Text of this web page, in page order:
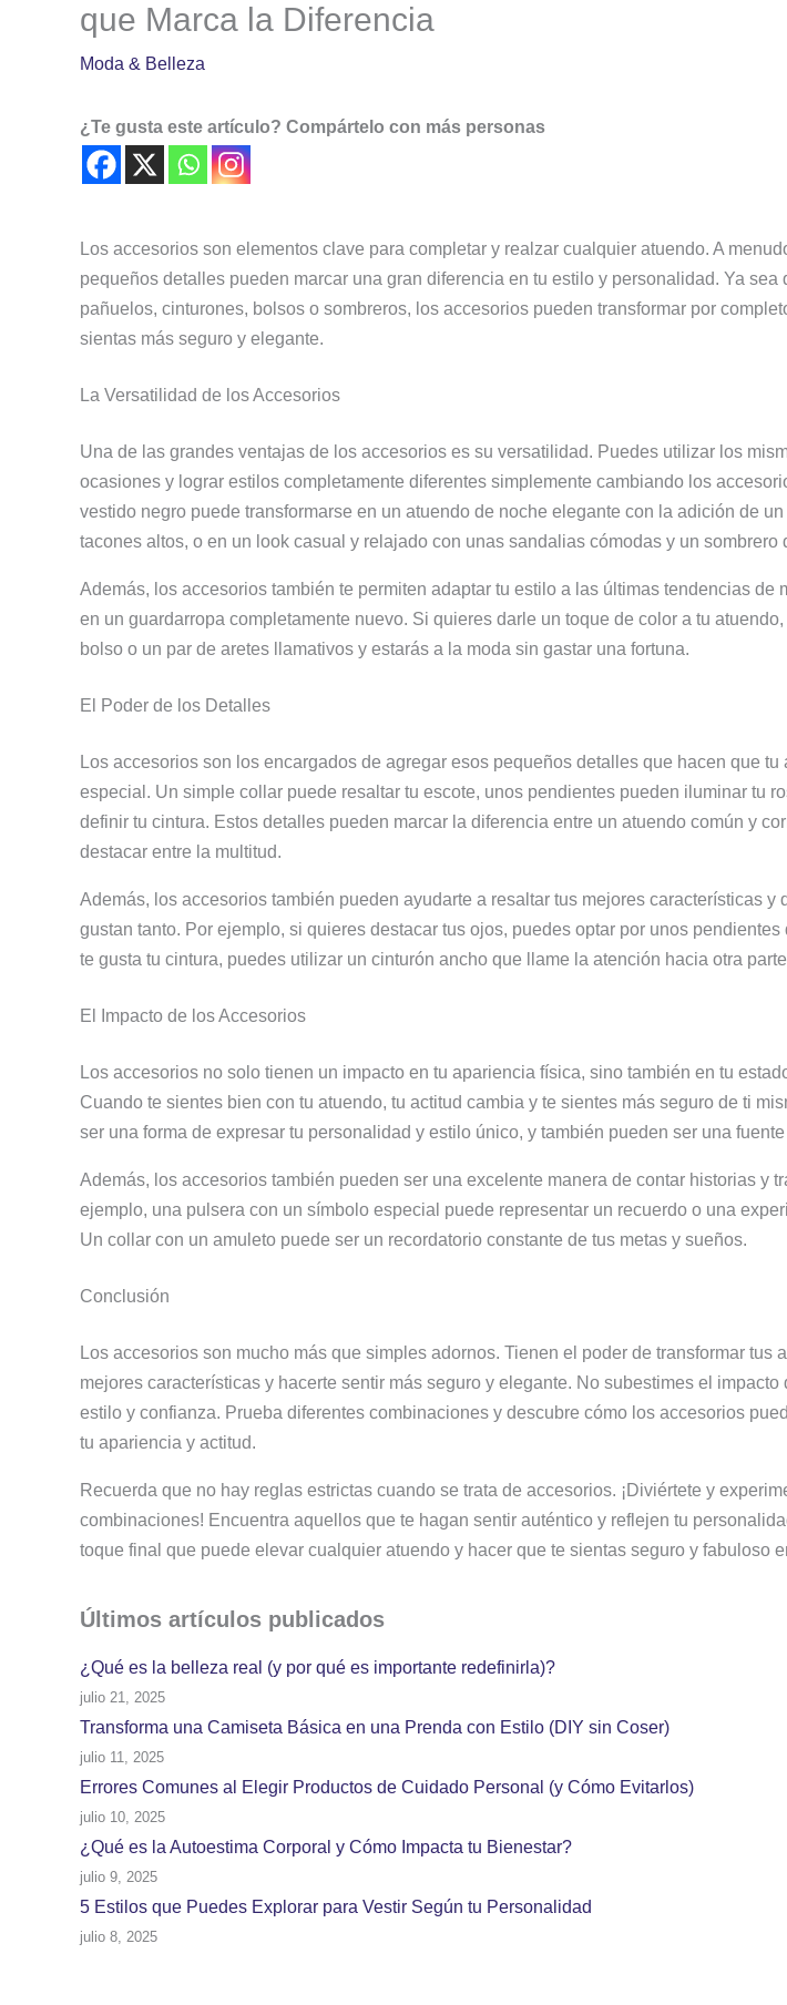
que Marca la Diferencia
Moda & Belleza
¿Te gusta este artículo? Compártelo con más personas
Los accesorios son elementos clave para completar y realzar cualquier atuendo. A
pequeños detalles pueden marcar una gran diferencia en tu estilo y personalidad. Ya sea
pañuelos, cinturones, bolsos o sombreros, los accesorios pueden transformar por
sientas más seguro y elegante.
La Versatilidad de los Accesorios
Una de las grandes ventajas de los accesorios es su versatilidad. Puedes utilizar los
ocasiones y lograr estilos completamente diferentes simplemente cambiando los
vestido negro puede transformarse en un atuendo de noche elegante con la adición de
tacones altos, o en un look casual y relajado con unas sandalias cómodas y un sombrero
Además, los accesorios también te permiten adaptar tu estilo a las últimas tendencias de
en un guardarropa completamente nuevo. Si quieres darle un toque de color a tu
bolso o un par de aretes llamativos y estarás a la moda sin gastar una fortuna.
El Poder de los Detalles
Los accesorios son los encargados de agregar esos pequeños detalles que hacen que tu
especial. Un simple collar puede resaltar tu escote, unos pendientes pueden iluminar tu
definir tu cintura. Estos detalles pueden marcar la diferencia entre un atuendo común y
destacar entre la multitud.
Además, los accesorios también pueden ayudarte a resaltar tus mejores características y
gustan tanto. Por ejemplo, si quieres destacar tus ojos, puedes optar por unos
te gusta tu cintura, puedes utilizar un cinturón ancho que llame la atención hacia otra
El Impacto de los Accesorios
Los accesorios no solo tienen un impacto en tu apariencia física, sino también en tu
Cuando te sientes bien con tu atuendo, tu actitud cambia y te sientes más seguro de ti
ser una forma de expresar tu personalidad y estilo único, y también pueden ser una
Además, los accesorios también pueden ser una excelente manera de contar historias y
ejemplo, una pulsera con un símbolo especial puede representar un recuerdo o una
Un collar con un amuleto puede ser un recordatorio constante de tus metas y sueños.
Conclusión
Los accesorios son mucho más que simples adornos. Tienen el poder de transformar tus
mejores características y hacerte sentir más seguro y elegante. No subestimes el impacto
estilo y confianza. Prueba diferentes combinaciones y descubre cómo los accesorios
tu apariencia y actitud.
Recuerda que no hay reglas estrictas cuando se trata de accesorios. ¡Diviértete y
combinaciones! Encuentra aquellos que te hagan sentir auténtico y reflejen tu
toque final que puede elevar cualquier atuendo y hacer que te sientas seguro y fabuloso
Últimos artículos publicados
¿Qué es la belleza real (y por qué es importante redefinirla)?
julio 21, 2025
Transforma una Camiseta Básica en una Prenda con Estilo (DIY sin Coser)
julio 11, 2025
Errores Comunes al Elegir Productos de Cuidado Personal (y Cómo Evitarlos)
julio 10, 2025
¿Qué es la Autoestima Corporal y Cómo Impacta tu Bienestar?
julio 9, 2025
5 Estilos que Puedes Explorar para Vestir Según tu Personalidad
julio 8, 2025